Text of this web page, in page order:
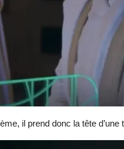
il prend donc la tête